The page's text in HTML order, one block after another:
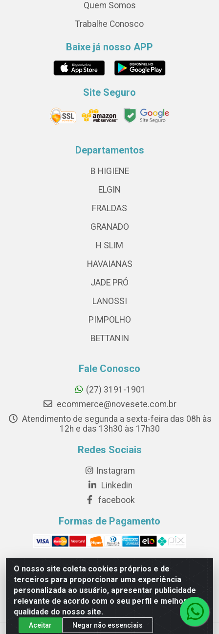
O nosso site coleta cookies próprios e de
terceiros para proporcionar uma experiência
personalizada ao usuário, apresentar publicidade
relevante de acordo com o seu perfil e melhorar a
qualidade do nosso site.
Aceitar Negar não essenciais
Quem Somos
Trabalhe Conosco
Baixe já nosso APP
Site Seguro
Departamentos
B HIGIENE
ELGIN
FRALDAS
GRANADO
H SLIM
HAVAIANAS
JADE PRÓ
LANOSSI
PIMPOLHO
BETTANIN
Fale Conosco
(27) 3191-1901
ecommerce@novesete.com.br
Atendimento de segunda a sexta-feira das 08h às
12h e das 13h30 às 17h30
Redes Sociais
Instagram
Linkedin
facebook
Formas de Pagamento
Novesete Distribuidora LTDA - Avenida Setecentos, S/N,
Terminal Intermodal da Serra, Serra/ES - CEP 29161-414 -
CNPJ 29.479.604/0001-44